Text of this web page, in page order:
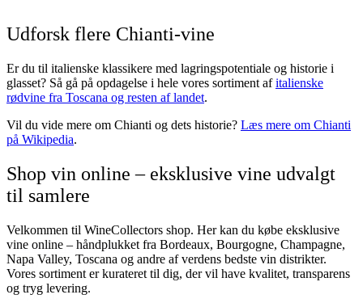
Mazzei Siepi Toscana IGT
2020
839,00 kr.
Udforsk flere Chianti-vine
Er du til italienske klassikere med lagringspotentiale og historie i
glasset? Så gå på opdagelse i hele vores sortiment afitalienske
rødvine fra Toscana og resten af landet.
Vil du vide mere om Chianti og dets historie? Læs mere om Chianti
på Wikipedia.
Shop vin online – eksklusive vine udvalgt
til samlere
Velkommen til WineCollectors shop. Her kan du købe eksklusive
vine online – håndplukket fra Bordeaux, Bourgogne, Champagne,
Napa Valley, Toscana og andre af verdens bedste vin distrikter.
Vores sortiment er kurateret til dig, der vil have kvalitet, transparens
og tryg levering.